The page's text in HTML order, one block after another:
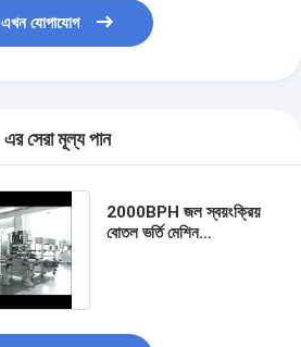
এখন যোগাযোগ
এর সেরা মূল্য পান
2000BPH জল স্বয়ংক্রিয়
বোতল ভর্তি মেশিন